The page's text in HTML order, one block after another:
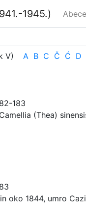
1945.)
V) A B C Č Ć D
183
(Thea)
oko 1844, umro